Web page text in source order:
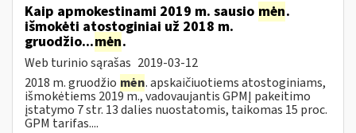
Kaip apmokestinami 2019 m. sausio mėn.
išmokėti atostoginiai už 2018 m.
gruodžio...mėn.
Web turinio sąrašas 2019-03-12
2018 m. gruodžio mėn. apskaičiuotiems atostoginiams,
išmokėtiems 2019 m., vadovaujantis GPMĮ pakeitimo
įstatymo 7 str. 13 dalies nuostatomis, taikomas 15 proc.
GPM tarifas....